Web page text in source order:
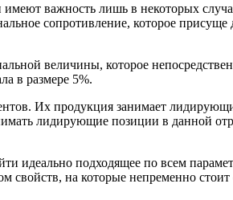
важность лишь в некоторых
сопротивление, которое присуще
величины, которое
в размере 5%.
Их продукция занимает
лидирующие позиции в данной
идеально подходящее по всем
свойств, на которые непременно